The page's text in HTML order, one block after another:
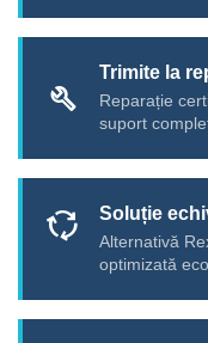
build
Trimite la
Reparație
suport
cycle Soluție
Alternativă
optimizată